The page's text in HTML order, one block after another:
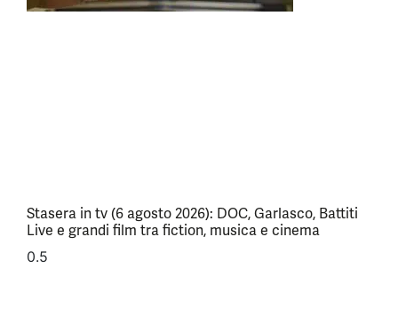
Stasera in tv (6 agosto 2026): DOC, Garlasco, Battiti
Live e grandi film tra fiction, musica e cinema